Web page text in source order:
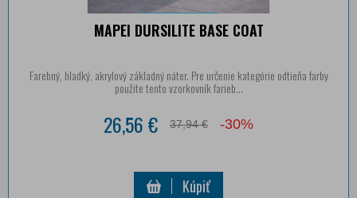
MAPEI DURSILITE BASE COAT
Farebný, hladký, akrylový základný náter. Pre určenie kategórie odtieňa farby
použite tento vzorkovník farieb...
26,56 € 37,94 € -30%
Kúpiť